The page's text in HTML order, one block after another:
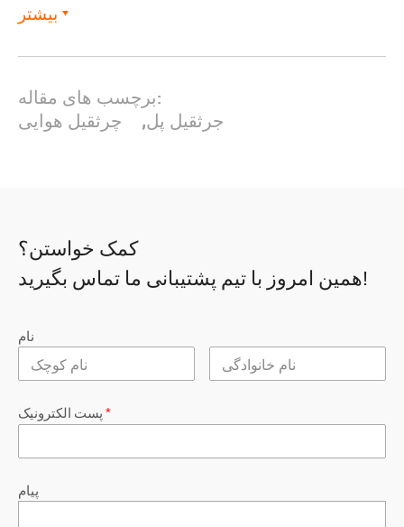
بیشتر
برچسب های مقاله:
جرثقیل پل, چرثقیل هوایی
کمک خواستن؟
همین امروز با تیم پشتیبانی ما تماس بگیرید!
نام
*
پیام